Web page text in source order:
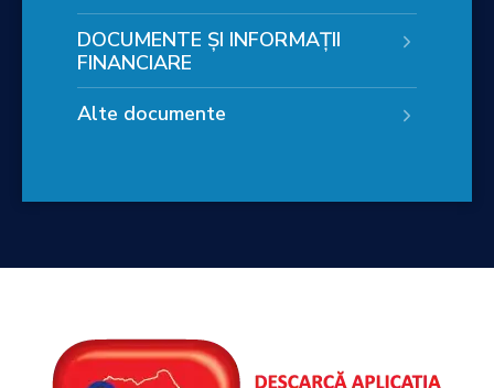
DOCUMENTE ȘI INFORMAȚII
FINANCIARE
Alte documente